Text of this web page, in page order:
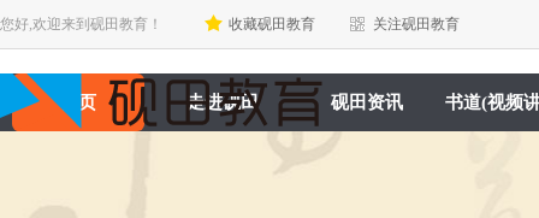
您好,欢迎来到砚田教育！ 收藏砚田教育 关注砚田教育
首页 走进砚田 砚田资讯 书道(视频